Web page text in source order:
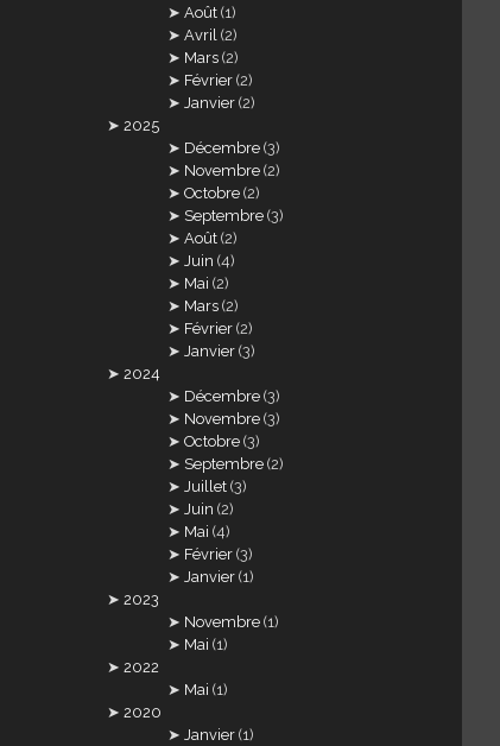
Août (1)
Avril (2)
Mars (2)
Février (2)
Janvier (2)
2025
Décembre (3)
Novembre (2)
Octobre (2)
Septembre (3)
Août (2)
Juin (4)
Mai (2)
Mars (2)
Février (2)
Janvier (3)
2024
Décembre (3)
Novembre (3)
Octobre (3)
Septembre (2)
Juillet (3)
Juin (2)
Mai (4)
Février (3)
Janvier (1)
2023
Novembre (1)
Mai (1)
2022
Mai (1)
2020
Janvier (1)